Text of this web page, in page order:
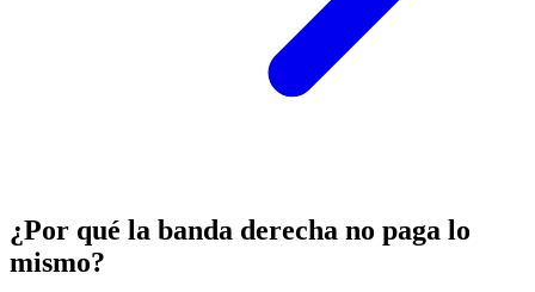
¿Por qué la banda derecha no paga lo
mismo?